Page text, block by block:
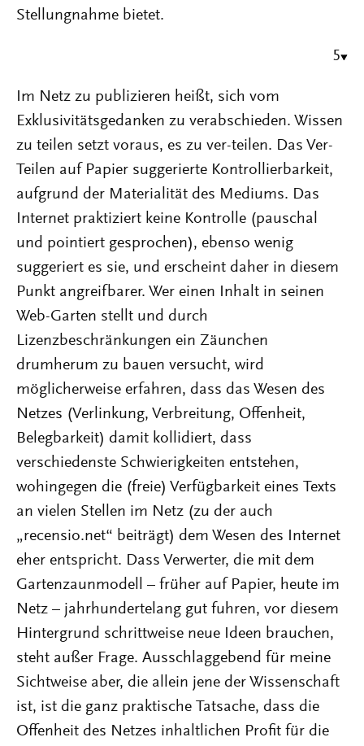
Stellungnahme bietet.
5
Im Netz zu publizieren heißt, sich vom
Exklusivitätsgedanken zu verabschieden. Wissen
zu teilen setzt voraus, es zu ver-teilen. Das Ver-
Teilen auf Papier suggerierte Kontrollierbarkeit,
aufgrund der Materialität des Mediums. Das
Internet praktiziert keine Kontrolle (pauschal
und pointiert gesprochen), ebenso wenig
suggeriert es sie, und erscheint daher in diesem
Punkt angreifbarer. Wer einen Inhalt in seinen
Web-Garten stellt und durch
Lizenzbeschränkungen ein Zäunchen
drumherum zu bauen versucht, wird
möglicherweise erfahren, dass das Wesen des
Netzes (Verlinkung, Verbreitung, Offenheit,
Belegbarkeit) damit kollidiert, dass
verschiedenste Schwierigkeiten entstehen,
wohingegen die (freie) Verfügbarkeit eines Texts
an vielen Stellen im Netz (zu der auch
„recensio.net“ beiträgt) dem Wesen des Internet
eher entspricht. Dass Verwerter, die mit dem
Gartenzaunmodell – früher auf Papier, heute im
Netz – jahrhundertelang gut fuhren, vor diesem
Hintergrund schrittweise neue Ideen brauchen,
steht außer Frage. Ausschlaggebend für meine
Sichtweise aber, die allein jene der Wissenschaft
ist, ist die ganz praktische Tatsache, dass die
Offenheit des Netzes inhaltlichen Profit für die